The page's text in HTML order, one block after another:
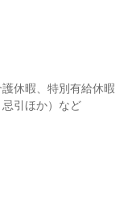
休暇、特別有給休暇
忌引ほか）など